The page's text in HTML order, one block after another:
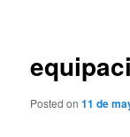
Posted on11 de